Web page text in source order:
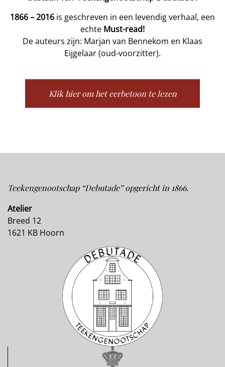
1866 – 2016 is geschreven in een levendig verhaal, een
echte Must-read!
De auteurs zijn: Marjan van Bennekom en Klaas
Eijgelaar (oud-voorzitter).
Klik hier om het eerbetoon te lezen
Teekengenootschap “Debutade” opgericht in 1866.
Atelier
Breed 12
1621 KB Hoorn